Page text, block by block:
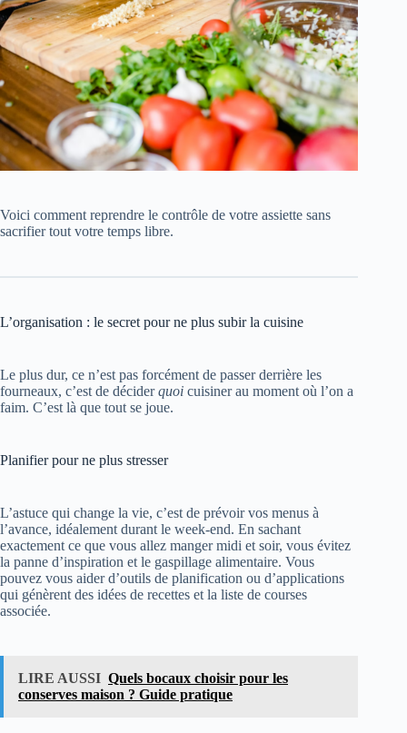
Voici comment reprendre le contrôle de votre assiette sans
sacrifier tout votre temps libre.
L’organisation : le secret pour ne plus subir la cuisine
Le plus dur, ce n’est pas forcément de passer derrière les
fourneaux, c’est de déciderquoi cuisiner au moment où l’on a
faim. C’est là que tout se joue.
Planifier pour ne plus stresser
L’astuce qui change la vie, c’est de prévoir vos menus à
l’avance, idéalement durant le week-end. En sachant
exactement ce que vous allez manger midi et soir, vous évitez
la panne d’inspiration et le gaspillage alimentaire. Vous
pouvez vous aider d’outils de planification ou d’applications
qui génèrent des idées de recettes et la liste de courses
associée.
LIRE AUSSI Quels bocaux choisir pour les
conserves maison ? Guide pratique